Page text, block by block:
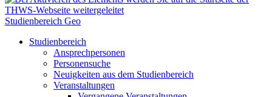
Studienbereich Geo
Studienbereich
Ansprechpersonen
Personensuche
Neuigkeiten aus dem Studienbereich
Veranstaltungen